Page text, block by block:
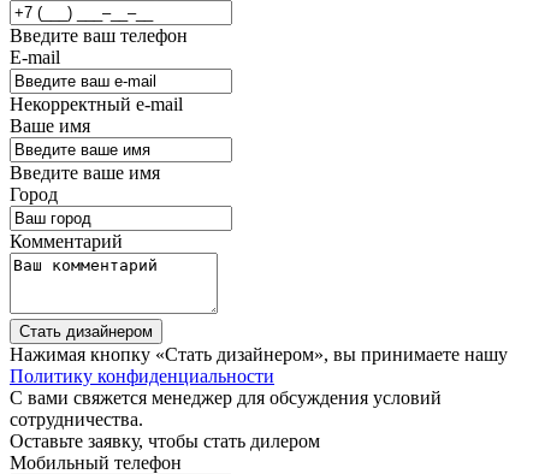
Введите ваш телефон
E-mail
Некорректный e-mail
Ваше имя
Введите ваше имя
Город
Комментарий
Стать дизайнером
Нажимая кнопку «Стать дизайнером», вы принимаете нашу
Политику конфиденциальности
С вами свяжется менеджер для обсуждения условий
сотрудничества.
Оставьте заявку, чтобы стать дилером
Мобильный телефон